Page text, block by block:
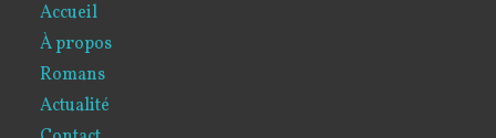
Accueil
À propos
Romans
Actualité